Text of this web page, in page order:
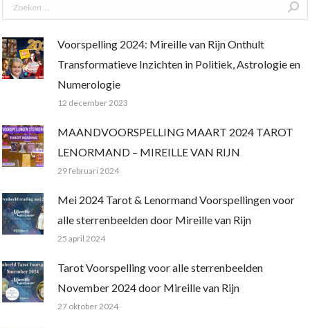
Search:
Voorspelling 2024: Mireille van Rijn Onthult
Transformatieve Inzichten in Politiek, Astrologie en
Numerologie
12 december 2023
MAANDVOORSPELLING MAART 2024 TAROT
LENORMAND – MIREILLE VAN RIJN
29 februari 2024
Mei 2024 Tarot & Lenormand Voorspellingen voor
alle sterrenbeelden door Mireille van Rijn
25 april 2024
Tarot Voorspelling voor alle sterrenbeelden
November 2024 door Mireille van Rijn
27 oktober 2024